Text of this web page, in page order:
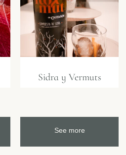
Sidra y Vermuts
See more